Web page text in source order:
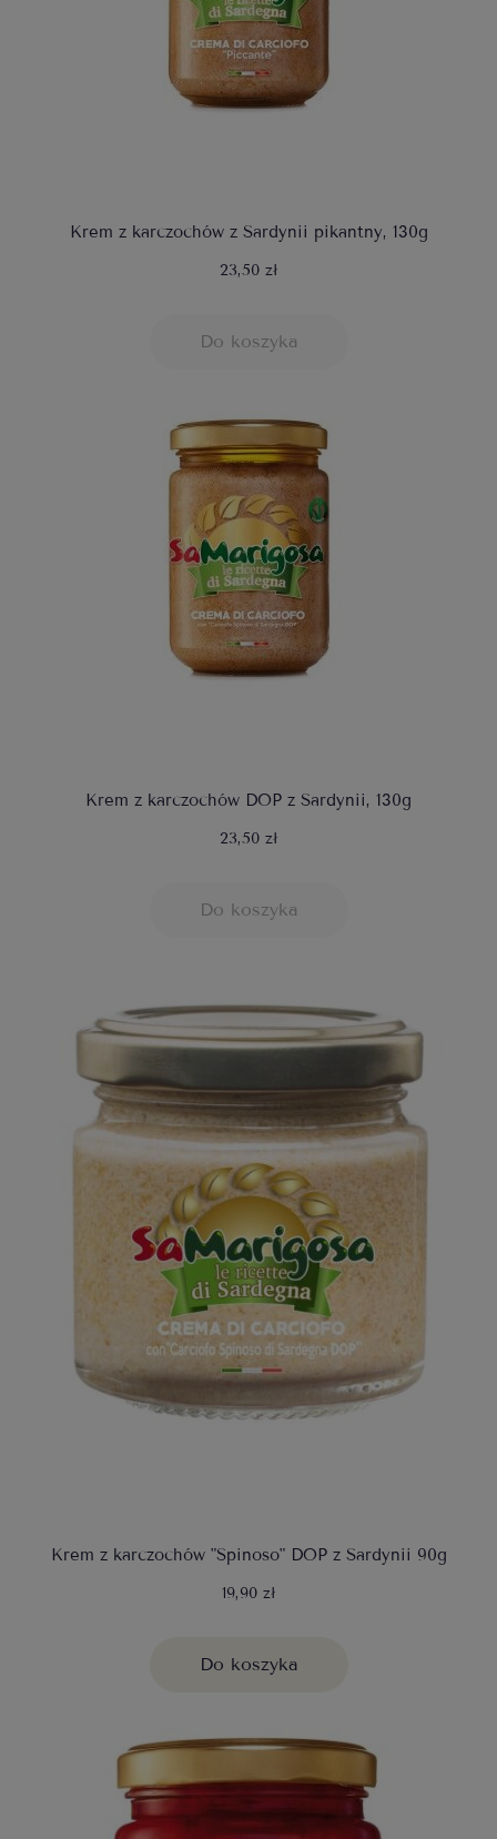
Krem z karczochów z Sardynii pikantny, 130g
23,50 zł
Do koszyka
Krem z karczochów DOP z Sardynii, 130g
23,50 zł
Do koszyka
Krem z karczochów "Spinoso" DOP z Sardynii 90g
19,90 zł
Do koszyka